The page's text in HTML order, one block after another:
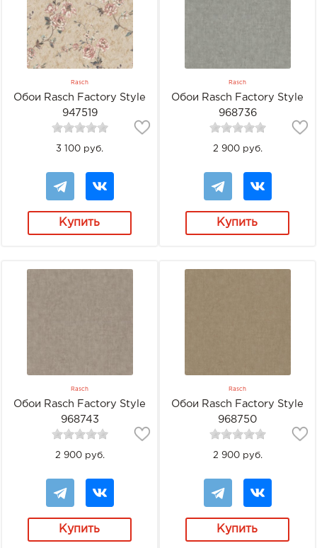
Rasch
Обои Rasch Factory Style
947519
3 100 руб.
Купить
Rasch
Обои Rasch Factory Style
968736
2 900 руб.
Купить
Rasch
Обои Rasch Factory Style
968743
2 900 руб.
Купить
Rasch
Обои Rasch Factory Style
968750
2 900 руб.
Купить